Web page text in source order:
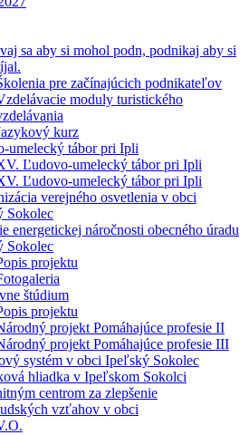
sa aby si mohol podn, podnikaj aby si
pre začínajúcich podnikateľov
moduly turistického
kurz
umelecký tábor pri Ipli
Ľudovo-umelecký tábor pri Ipli
Ľudovo-umelecký tábor pri Ipli
verejného osvetlenia v obci
Sokolec
energetickej náročnosti obecného úradu
Sokolec
projektu
štúdium
projektu
projekt Pomáhajúce profesie II
projekt Pomáhajúce profesie III
systém v obci Ipeľský Sokolec
hliadka v Ipeľskom Sokolci
centrom za zlepšenie
vzťahov v obci